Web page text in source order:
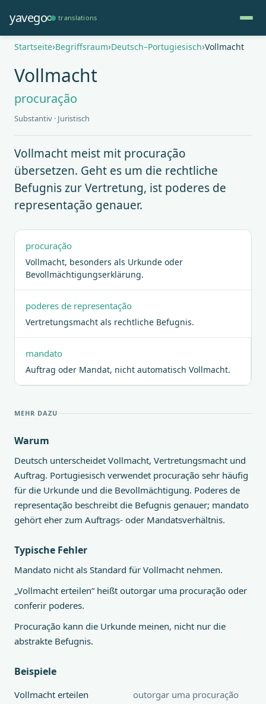
zum
Inhalt
yavego translations
Pfadnavigation
Startseite Begriffsraum Deutsch–Portugiesisch Vollmacht
Vollmacht
procuração
Substantiv · Juristisch
Vollmacht meist mit procuração
übersetzen. Geht es um die rechtliche
Befugnis zur Vertretung, ist poderes de
representação genauer.
procuração
Vollmacht, besonders als Urkunde oder
Bevollmächtigungserklärung.
poderes de representação
Vertretungsmacht als rechtliche Befugnis.
mandato
Auftrag oder Mandat, nicht automatisch Vollmacht.
MEHR DAZU
Warum
Deutsch unterscheidet Vollmacht, Vertretungsmacht und
Auftrag. Portugiesisch verwendet procuração sehr häufig
für die Urkunde und die Bevollmächtigung. Poderes de
representação beschreibt die Befugnis genauer; mandato
gehört eher zum Auftrags- oder Mandatsverhältnis.
Typische Fehler
Mandato nicht als Standard für Vollmacht nehmen.
„Vollmacht erteilen“ heißt outorgar uma procuração oder
conferir poderes.
Procuração kann die Urkunde meinen, nicht nur die
abstrakte Befugnis.
Beispiele
Vollmacht erteilen
outorgar uma procuração